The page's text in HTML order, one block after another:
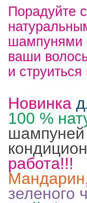
Порадуйте
шампунями
ваши
и
Новинка
100 %
шампуней
работа!!!
Мандарин
зеленого